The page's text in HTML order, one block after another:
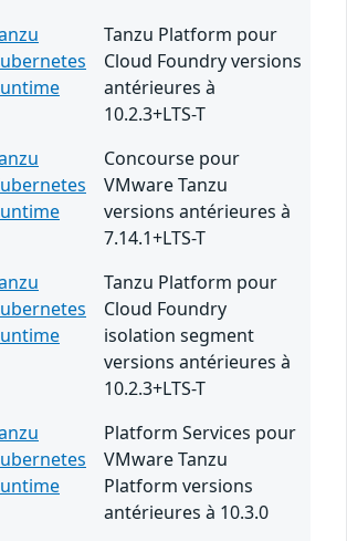
Tanzu Platform pour
Cloud Foundry versions
antérieures à
10.2.3+LTS-T
Concourse pour
VMware Tanzu
versions antérieures à
7.14.1+LTS-T
Tanzu Platform pour
Cloud Foundry
isolation segment
versions antérieures à
10.2.3+LTS-T
Platform Services pour
VMware Tanzu
Platform versions
antérieures à 10.3.0